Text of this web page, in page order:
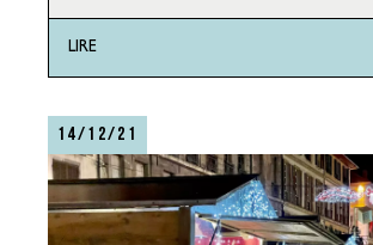
LIRE
14/12/21